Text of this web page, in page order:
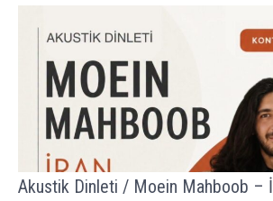
Akustik Dinleti / Moein Mahboob –